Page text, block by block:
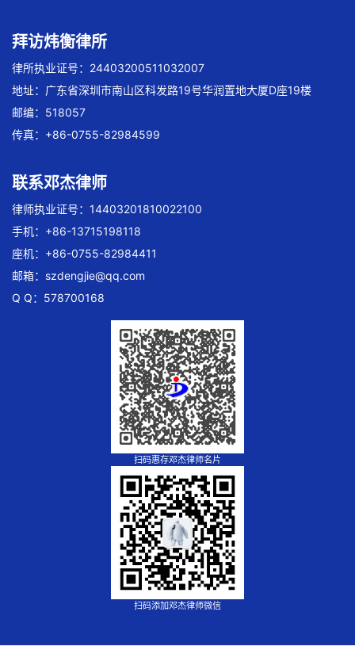
拜访炜衡律所
律所执业证号：24403200511032007
地址：广东省深圳市南山区科发路19号华润置地大厦D座19楼
邮编：518057
传真：+86-0755-82984599
联系邓杰律师
律师执业证号：14403201810022100
手机：+86-13715198118
座机：+86-0755-82984411
邮箱： szdengjie@qq.com
Q Q：578700168
扫码惠存邓杰律师名片
扫码添加邓杰律师微信